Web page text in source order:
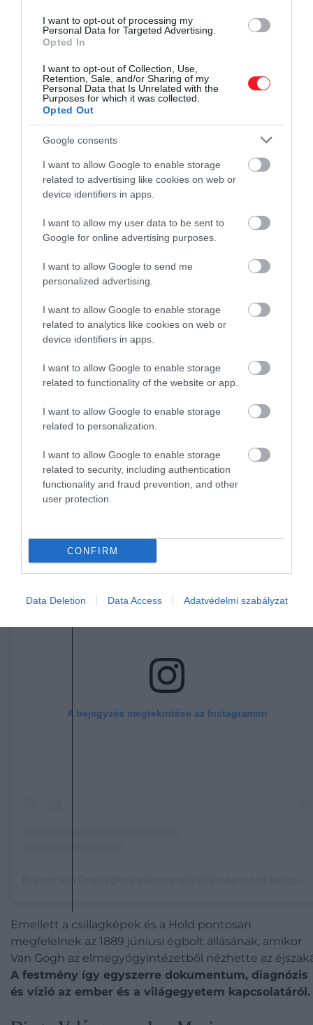
I want to opt-out of processing my
Personal Data for Targeted Advertising.
Opted In
I want to opt-out of Collection, Use,
Retention, Sale, and/or Sharing of my
Personal Data that Is Unrelated with the
Purposes for which it was collected.
Opted Out
Google consents
I want to allow Google to enable storage
related to advertising like cookies on web or
device identifiers in apps.
I want to allow my user data to be sent to
Google for online advertising purposes.
I want to allow Google to send me
personalized advertising.
I want to allow Google to enable storage
related to analytics like cookies on web or
device identifiers in apps.
I want to allow Google to enable storage
related to functionality of the website or app.
I want to allow Google to enable storage
related to personalization.
I want to allow Google to enable storage
related to security, including authentication
functionality and fraud prevention, and other
user protection.
CONFIRM
Data Deletion Data Access Adatvédelmi szabályzat
Ez az úgynevezettanamorfózis technikája, amely
optikai illúzióval dolgozik
memento mori, vagyis figyelmeztetés a halál
gazdagság vesz körül, a halál mindenkit utolér.
így teszi egyszerre intellektuálissá és kegyetlenül
Vincent van Gogh – Csillagos éj
Csillagos éjsokáig egyszerűen egy szenvedő
látomásának tűnt, de idővel több tudományos rétege
felszínre került. A kutatók ugyanis felfedezték, hogy
Van Gogh festményének örvénylő mintázatai
turbulenciaelméletével – egy olyan matematikai
modellel, amely leírja, hogyan oszlik el az energia a
turbulens közegekben, például a levegőben vagy a
vízben.
Ez arra utal, hogy a festmény örvénylő égboltja nem
csupán művészi elképzelés, hanem meglepően
ábrázolása lehet egy tudományos jelenségnek.
A bejegyzés megtekintése az Instagramon
Emellett a csillagképek és a Hold pontosan
megfelelnek az 1889 júniusi égbolt állásának, amikor
Van Gogh az elmegyógyintézetből nézhette az
A festmény így egyszerre dokumentum, diagnózis
és vízió az ember és a világegyetem kapcsolatáról.